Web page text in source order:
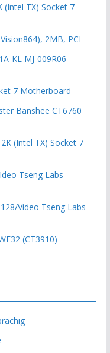
(Intel TX) Socket 7
2MB, PCI
KL MJ-009R06
7 Motherboard
Banshee CT6760
(Intel TX) Socket 7
Tseng Labs
Video Tseng Labs
(CT3910)